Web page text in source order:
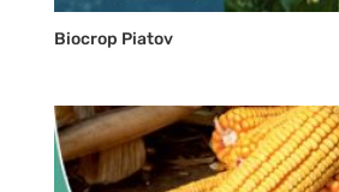
Biocrop Piatov